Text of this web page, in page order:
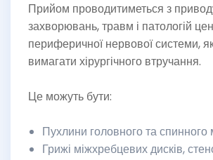
Прийом проводитиметься з
захворювань, травм і патологій
периферичної нервової системи,
вимагати хірургічного втручання.
Це можуть бути:
Пухлини головного та спинного
Грижі міжхребцевих дисків,